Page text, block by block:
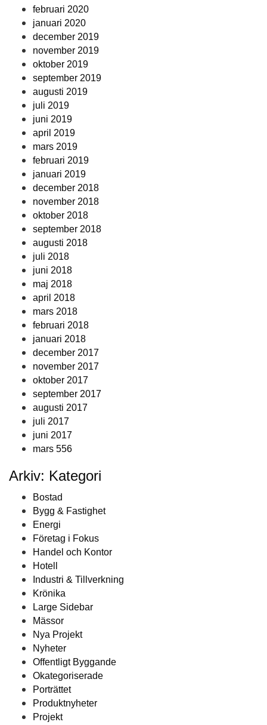
februari 2020
januari 2020
december 2019
november 2019
oktober 2019
september 2019
augusti 2019
juli 2019
juni 2019
april 2019
mars 2019
februari 2019
januari 2019
december 2018
november 2018
oktober 2018
september 2018
augusti 2018
juli 2018
juni 2018
maj 2018
april 2018
mars 2018
februari 2018
januari 2018
december 2017
november 2017
oktober 2017
september 2017
augusti 2017
juli 2017
juni 2017
mars 556
Arkiv: Kategori
Bostad
Bygg & Fastighet
Energi
Företag i Fokus
Handel och Kontor
Hotell
Industri & Tillverkning
Krönika
Large Sidebar
Mässor
Nya Projekt
Nyheter
Offentligt Byggande
Okategoriserade
Porträttet
Produktnyheter
Projekt